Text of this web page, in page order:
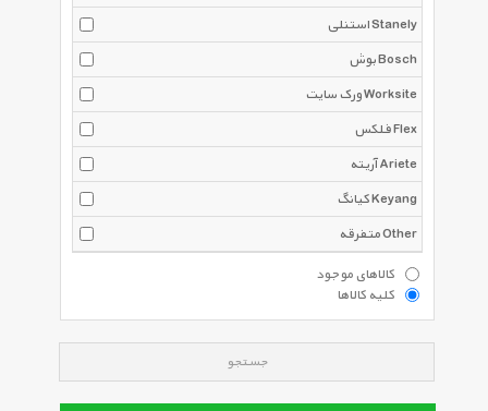
استنلی Stanely
بوش Bosch
ورک سایت Worksite
فلکس Flex
آریته Ariete
کیانگ Keyang
متفرقه Other
کالاهای موجود
کلیه کالاها
جستجو